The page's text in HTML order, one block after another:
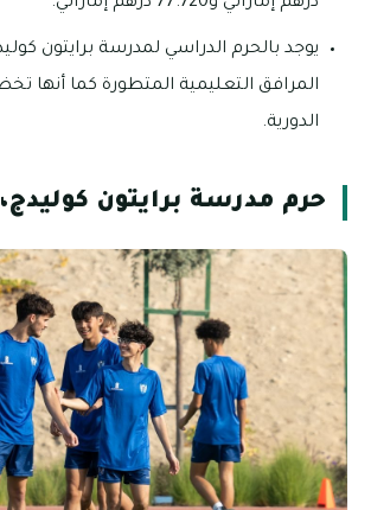
يوجد بالحرم الدراسي لمدرسة برايتون
المرافق التعليمية المتطورة كما أنها
الدورية.
حرم مدرسة برايتون